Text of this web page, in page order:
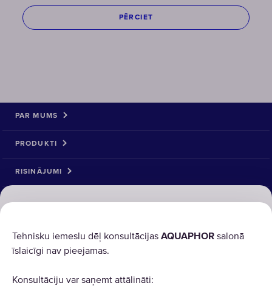
PĒRCIET
(cookies)
Lai mūsu vietnes darbotos pareizi, tām ir nepieciešamas
Tehnisku iemeslu dēļ konsultācijas AQUAPHOR salonā
īslaicīgi nav pieejamas.
Konsultāciju var saņemt attālināti:
PAR MUMS
PRODUKTI
RISINĀJUMI